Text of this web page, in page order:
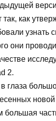
так, как
узнать
они
2.
глаза
большая